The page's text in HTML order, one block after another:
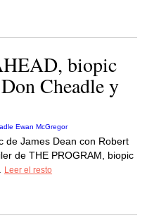
biopic
Cheadle y
de James Dean con Robert
de THE PROGRAM, biopic
Leer el resto